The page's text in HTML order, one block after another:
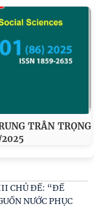
TRÂN TRỌNG
2025
quan hệ Đối tác
Nguyên tham
và
CHỦ ĐỀ: “ĐỀ
NƯỚC PHỤC